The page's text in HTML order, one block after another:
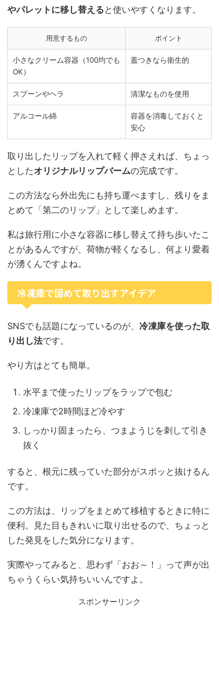
やパレットに移し替えると使いやすくなります。
用意するもの ポイント
小さなクリーム容器（100均でも
OK）
蓋つきなら衛生的
スプーンやヘラ 清潔なものを使用
アルコール綿
容器を消毒しておくと
安心
取り出したリップを入れて軽く押さえれば、ちょっ
としたオリジナルリップバームの完成です。
この方法なら外出先にも持ち運べますし、残りをま
とめて「第二のリップ」として楽しめます。
私は旅行用に小さな容器に移し替えて持ち歩いたこ
とがあるんですが、荷物が軽くなるし、何より愛着
が湧くんですよね。
冷凍庫で固めて取り出すアイデア
SNSでも話題になっているのが、 冷凍庫を使った取
り出し法です。
やり方はとても簡単。
水平まで使ったリップをラップで包む
冷凍庫で2時間ほど冷やす
しっかり固まったら、つまようじを刺して引き
抜く
すると、根元に残っていた部分がスポッと抜けるん
です。
この方法は、リップをまとめて移植するときに特に
便利。見た目もきれいに取り出せるので、ちょっと
した発見をした気分になります。
実際やってみると、思わず「おお～！」って声が出
ちゃうくらい気持ちいいんですよ。
スポンサーリンク